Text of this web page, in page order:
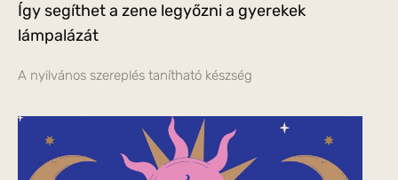
Így segíthet a zene legyőzni a gyerekek
lámpalázát
A nyilvános szereplés tanítható készség